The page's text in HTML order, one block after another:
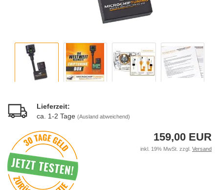
Lieferzeit:
ca. 1-2 Tage (Ausland abweichend)
159,00 EUR
inkl. 19% MwSt. zzgl. Versand